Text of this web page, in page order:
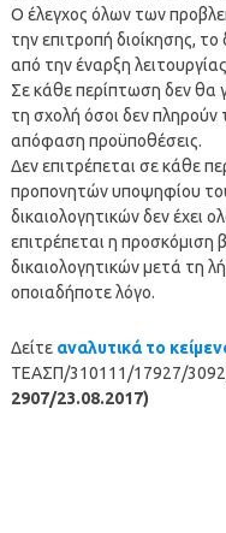
Ο έλεγχος όλων των
την επιτροπή διοίκησης,
από την έναρξη
Σε κάθε περίπτωση δεν θα
τη σχολή όσοι δεν
απόφαση προϋποθέσεις.
Δεν επιτρέπεται σε κάθε
προπονητών υποψηφίου
δικαιολογητικών δεν έχει
επιτρέπεται η προσκόμιση
δικαιολογητικών μετά τη
οποιαδήποτε λόγο.
Δείτε αναλυτικά το
ΤΕΑΣΠ/310111/17927/
2907/23.08.2017)